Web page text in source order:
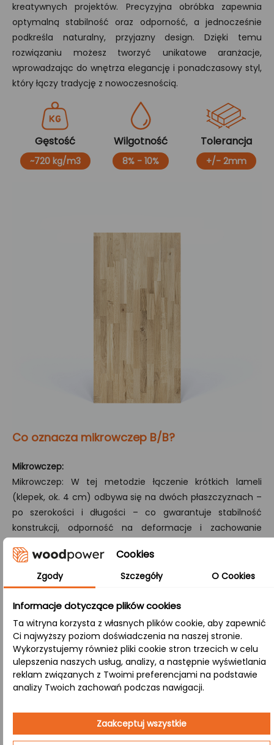
kreatywnych projektów. Precyzyjna obróbka zapewnia
optymalną stabilność oraz odporność, a jednocześnie
podkreśla naturalny, przyjazny design. Dzięki temu
rozwiązaniu możesz tworzyć unikatowe aranżacje,
wprowadzając do wnętrza elegancję i ponadczasowy styl,
który łączy tradycję z nowoczesnością.
Gęstość
~720 kg/m3
Wilgotność
8% - 10%
Tolerancja
+/- 2mm
Co oznacza mikrowczep B/B?
Mikrowczep:
Mikrowczep: W tej metodzie łączenie krótkich lameli
(klepek, ok. 4 cm) odbywa się na dwóch płaszczyznach –
po szerokości i długości – co gwarantuje stabilność
konstrukcji, odporność na deformacje i zachowanie
Obie powierzchnie (górna i dolna) eksponują naturalne
cechy drewna, takie jak sęki i subtelne przebarwienia,
tworząc spójny efekt rustykalny, idealny do wnętrz
ceniących naturalność.
Zastosowanie:
restauracji dodaje autentycznego, rustykalnego
klimatu, który przyciąga gości swoją
Cookies
Zgody Szczegóły O Cookies
Informacje dotyczące plików cookies
Ta witryna korzysta z własnych plików cookie, aby zapewnić
Ci najwyższy poziom doświadczenia na naszej stronie.
Wykorzystujemy również pliki cookie stron trzecich w celu
ulepszenia naszych usług, analizy, a następnie wyświetlania
reklam związanych z Twoimi preferencjami na podstawie
analizy Twoich zachowań podczas nawigacji.
Zaakceptuj wszystkie